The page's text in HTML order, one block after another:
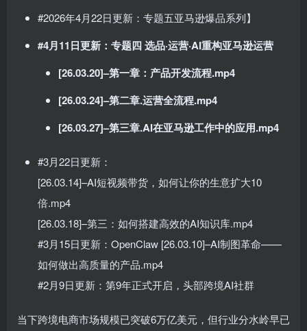
#2026年4月22日更新：专题五亚马逊爆品系列】
#4月11日更新：专题四 选品·运营·AI重构亚马逊运营
[26.03.20]–第一章：产品开发流程.mp4
[26.03.24]–第二章.运营全流程.mp4
[26.03.27]–第三章.AI在亚马逊工作中的应用.mp4
#3月22日更新：
[26.03.14]–AI短视频带货，如何让你的生意扩大10
倍.mp4
[26.03.18]–第三：如何搭建高效的AI知识库.mp4
#3月15日更新：OpenClaw [26.03.10]–AI制图革命——
如何做出高质量的产品.mp4
#2月9日更新：第9年正式开启，头部跨境AI社群
当下跨境电商市场规模已突破6万亿美元，但行业分水岭早已